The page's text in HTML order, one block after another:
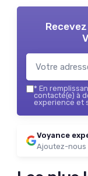
* En
contacté(e) à
experience et
Voyance
Ajoutez-nous